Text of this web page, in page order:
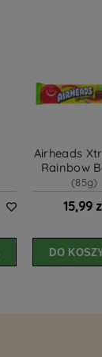
Airheads
Rainbow
(85g)
15,99
DO